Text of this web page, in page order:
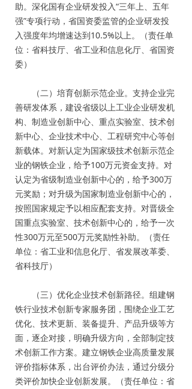
助。深化国有企业研发投入“三年上、五年
强”专项行动，省国资委监管的企业研发投
入强度年均增速达到10.5%以上。（责任单
位：省科技厅、省工业和信息化厅、省国资
委）
（二）培育创新示范企业。支持企业完
善研发体系，建设省级以上工业企业研发机
构、制造业创新中心、重点实验室、技术创
新中心、企业技术中心、工程研究中心等创
新载体。对新认定为国家级技术创新示范企
业的钢铁企业，给予100万元资金支持。对
认定为省级制造业创新中心的，给予300万
元奖励；对升级为国家制造业创新中心的，
按照国家规定予以相应配套支持。对晋级全
国重点实验室、技术创新中心的，给予一次
性300万元至500万元奖励性补助。（责任
单位：省工业和信息化厅、省发展改革委、
省科技厅）
（三）优化企业技术创新路径。组建钢
铁行业技术创新专家服务团，围绕企业工艺
优化、技术更新、装备提升、产品升级等方
面，逐企对接，明确升级方向，全部制定技
术创新工作方案。建立钢铁企业高质量发展
评价指标体系，出台评价办法，通过分级分
类评价加快企业创新发展。（责任单位：省